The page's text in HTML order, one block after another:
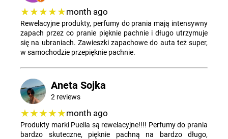
★★★★★month ago
Rewelacyjne produkty, perfumy do prania mają intensywny
zapach przez co pranie pięknie pachnie i długo utrzymuje
się na ubraniach. Zawieszki zapachowe do auta też super,
w samochodzie przepięknie pachnie.
Aneta Sojka
2 reviews
★★★★★month ago
Produkty marki Puella są rewelacyjne!!!! Perfumy do prania
bardzo skuteczne, pięknie pachną na bardzo długo,